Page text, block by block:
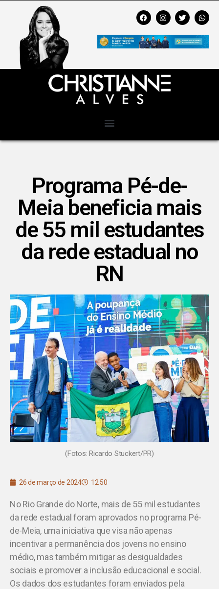
Programa Pé-de-
Meia beneficia mais
de 55 mil estudantes
da rede estadual no
RN
(Fotos: Ricardo Stuckert/PR)
26 de março de 2024 12:50
No Rio Grande do Norte, mais de 55 mil estudantes
da rede estadual foram aprovados no programa Pé-
de-Meia, uma iniciativa que visa não apenas
incentivar a permanência dos jovens no ensino
médio, mas também mitigar as desigualdades
sociais e promover a inclusão educacional e social.
Os dados dos estudantes foram enviados pela